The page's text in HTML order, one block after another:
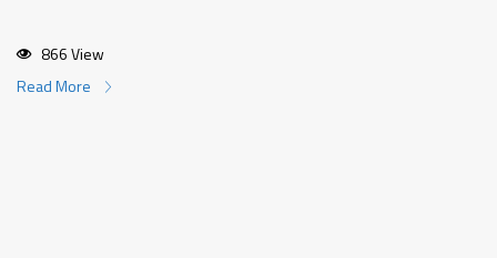
866 View
Read More